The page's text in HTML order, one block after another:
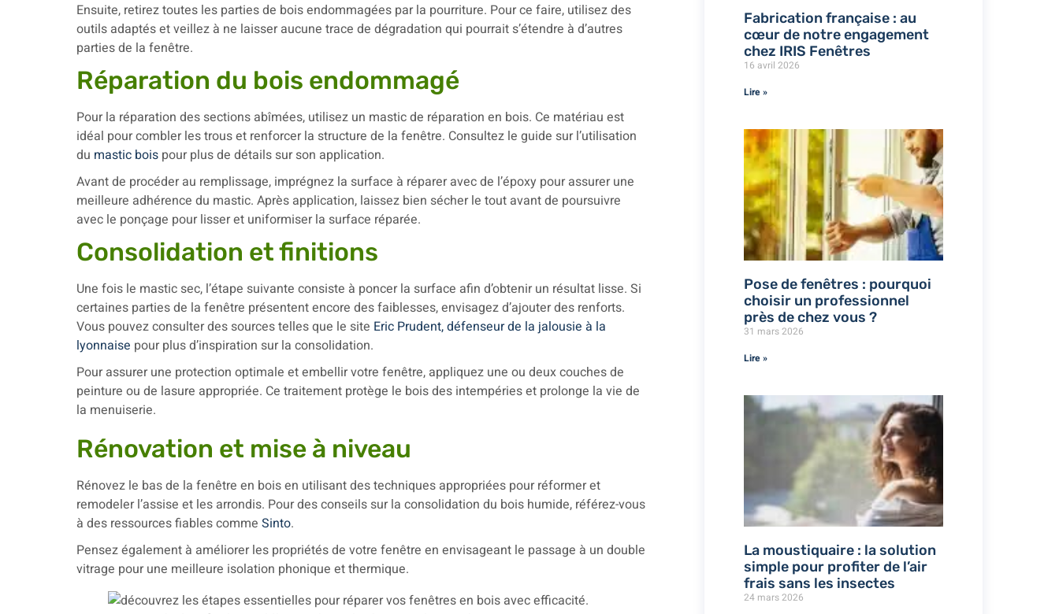
Ensuite, retirez toutes les parties de bois endommagées par la pourriture. Pour ce faire, utilisez des
outils adaptés et veillez à ne laisser aucune trace de dégradation qui pourrait s’étendre à d’autres
parties de la fenêtre.
Réparation du bois endommagé
Pour la réparation des sections abîmées, utilisez un mastic de réparation en bois. Ce matériau est
idéal pour combler les trous et renforcer la structure de la fenêtre. Consultez le guide sur l’utilisation
du mastic bois pour plus de détails sur son application.
Avant de procéder au remplissage, imprégnez la surface à réparer avec de l’époxy pour assurer une
meilleure adhérence du mastic. Après application, laissez bien sécher le tout avant de poursuivre
avec le ponçage pour lisser et uniformiser la surface réparée.
Consolidation et finitions
Une fois le mastic sec, l’étape suivante consiste à poncer la surface afin d’obtenir un résultat lisse. Si
certaines parties de la fenêtre présentent encore des faiblesses, envisagez d’ajouter des renforts.
Vous pouvez consulter des sources telles que le site Eric Prudent, défenseur de la jalousie à la
lyonnaise pour plus d’inspiration sur la consolidation.
Pour assurer une protection optimale et embellir votre fenêtre, appliquez une ou deux couches de
peinture ou de lasure appropriée. Ce traitement protège le bois des intempéries et prolonge la vie de
la menuiserie.
Rénovation et mise à niveau
Rénovez le bas de la fenêtre en bois en utilisant des techniques appropriées pour réformer et
remodeler l’assise et les arrondis. Pour des conseils sur la consolidation du bois humide, référez-vous
à des ressources fiables comme Sinto.
Pensez également à améliorer les propriétés de votre fenêtre en envisageant le passage à un double
vitrage pour une meilleure isolation phonique et thermique.
Fabrication française : au
cœur de notre engagement
chez IRIS Fenêtres
16 avril 2026
Lire »
Pose de fenêtres : pourquoi
choisir un professionnel
près de chez vous ?
31 mars 2026
Lire »
La moustiquaire : la solution
simple pour profiter de l’air
frais sans les insectes
24 mars 2026